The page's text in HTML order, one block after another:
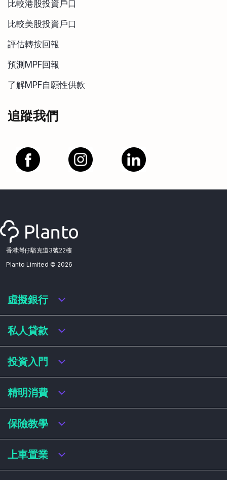
比較港股投資戶口
比較美股投資戶口
評估轉按回報
預測MPF回報
了解MPF自願性供款
追蹤我們
香港灣仔駱克道3號22樓
Planto Limited © 2026
虛擬銀行
虛擬銀行迎新優惠
虛擬銀行存款利率比較
虛擬銀行銀扣賬卡 / 信用卡
虛擬銀行貸款
私人貸款
私人貸款年利率比較
網上即批貸款
結餘轉戶
稅務貸款
財務公司貸款
投資入門
港股戶口收費及迎新優惠
基金平台比較
買加密貨幣教學
精明消費
網購信用卡
飛行里數信用卡
學生信用卡
保險教學
買保險基本概念
上車置業